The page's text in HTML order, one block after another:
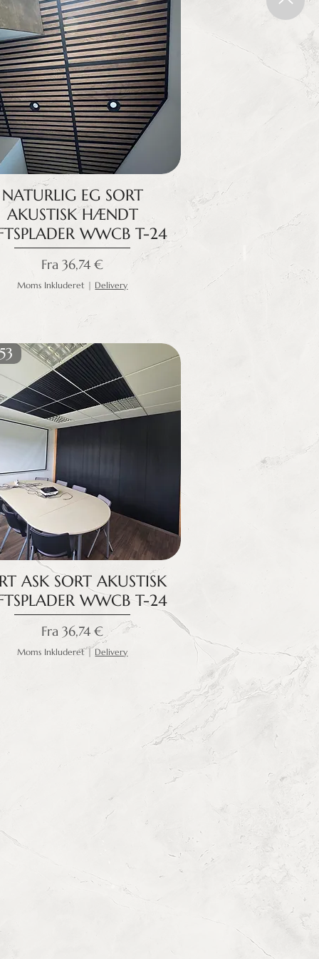
NATURLIG EG SORT
AKUSTISK HÆNDT
WWCB T-24
Fra36,74 €
Salgspris
Moms Inkluderet | Delivery
ASK SORT AKUSTISK
WWCB T-24
Fra36,74 €
Salgspris
Moms Inkluderet| Delivery